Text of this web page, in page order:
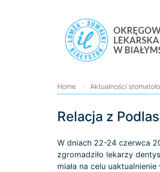
Home > Aktualności
Relacja z
W dniach 22-24 czerwca
zgromadziło lekarzy
miała na celu